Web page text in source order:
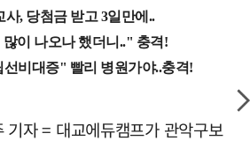
기자 = 대교에듀캠프가 관악구보